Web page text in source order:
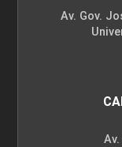
Av. Gov.